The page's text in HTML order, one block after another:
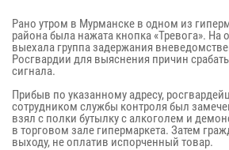
Рано утром в Мурманске в одном из
района была нажата кнопка «Тревога». На
выехала группа задержания
Росгвардии для выяснения причин
сигнала.
Прибыв по указанному адресу,
сотрудником службы контроля был
взял с полки бутылку с алкоголем и
в торговом зале гипермаркета. Затем
выходу, не оплатив испорченный товар.